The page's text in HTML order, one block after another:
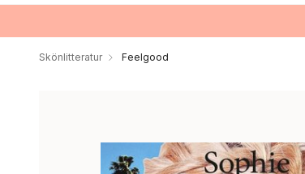
Skönlitteratur Feelgood